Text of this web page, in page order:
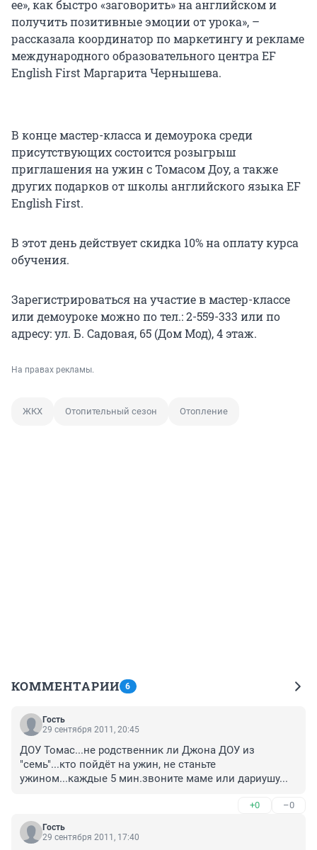
ее», как быстро «заговорить» на английском и
получить позитивные эмоции от урока», –
рассказала координатор по маркетингу и рекламе
международного образовательного центра EF
English First Маргарита Чернышева.
В конце мастер-класса и демоурока среди
присутствующих состоится розыгрыш
приглашения на ужин с Томасом Доу, а также
других подарков от школы английского языка EF
English First.
В этот день действует скидка 10% на оплату курса
обучения.
Зарегистрироваться на участие в мастер-классе
или демоуроке можно по тел.: 2-559-333 или по
адресу: ул. Б. Садовая, 65 (Дом Мод), 4 этаж.
На правах рекламы.
ЖКХ Отопительный сезон Отопление
КОММЕНТАРИИ 6
Гость
29 сентября 2011, 20:45
ДОУ Томас...не родственник ли Джона ДОУ из
"семь"...кто пойдёт на ужин, не станьте
ужином...каждые 5 мин.звоните маме или дариушу...
+0 –0
Гость
29 сентября 2011, 17:40